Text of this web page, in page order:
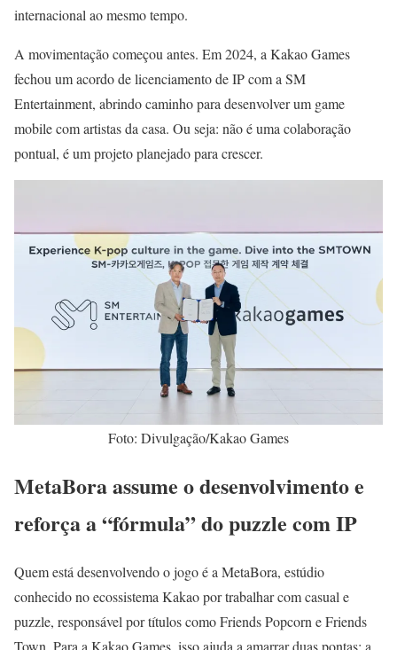
internacional ao mesmo tempo.
A movimentação começou antes. Em 2024, a Kakao Games
fechou um acordo de licenciamento de IP com a SM
Entertainment, abrindo caminho para desenvolver um game
mobile com artistas da casa. Ou seja: não é uma colaboração
pontual, é um projeto planejado para crescer.
Foto: Divulgação/Kakao Games
MetaBora assume o desenvolvimento e
reforça a “fórmula” do puzzle com IP
Quem está desenvolvendo o jogo é a MetaBora, estúdio
conhecido no ecossistema Kakao por trabalhar com casual e
puzzle, responsável por títulos como Friends Popcorn e Friends